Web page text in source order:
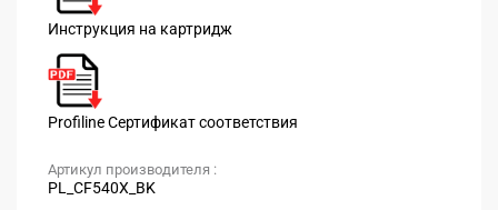
Инструкция на картридж
Profiline Сертификат соответствия
Артикул производителя :
PL_CF540X_BK